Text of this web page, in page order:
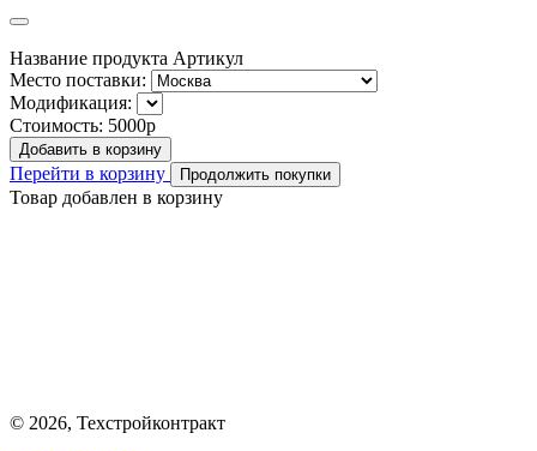
Название продукта Артикул
Место поставки:
Модификация:
Стоимость: 5000р
Добавить в корзину
Перейти в корзину Продолжить покупки
Товар добавлен в корзину
© 2026, Техстройконтракт